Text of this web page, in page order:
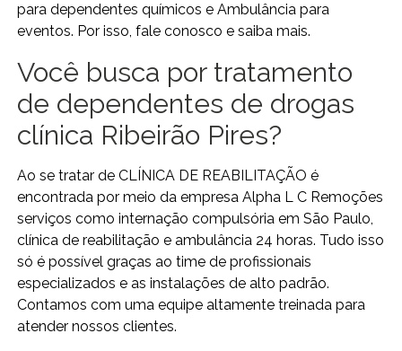
para dependentes químicos e Ambulância para
eventos. Por isso, fale conosco e saiba mais.
Você busca por tratamento
de dependentes de drogas
clínica Ribeirão Pires?
Ao se tratar de CLÍNICA DE REABILITAÇÃO é
encontrada por meio da empresa Alpha L C Remoções
serviços como internação compulsória em São Paulo,
clínica de reabilitação e ambulância 24 horas. Tudo isso
só é possível graças ao time de profissionais
especializados e as instalações de alto padrão.
Contamos com uma equipe altamente treinada para
atender nossos clientes.